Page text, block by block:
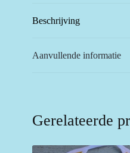
Beschrijving
Aanvullende informatie
Gerelateerde